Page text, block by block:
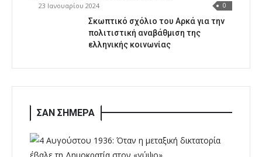
23 Ιανουαρίου 2024 0
Σκωπτικό σχόλιο του Αρκά για την
πολιτιστική αναβάθμιση της
ελληνικής κοινωνίας
ΣΑΝ ΣΗΜΕΡΑ